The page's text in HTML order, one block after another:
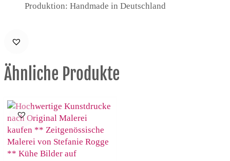
Produktion: Handmade in Deutschland
Ähnliche Produkte